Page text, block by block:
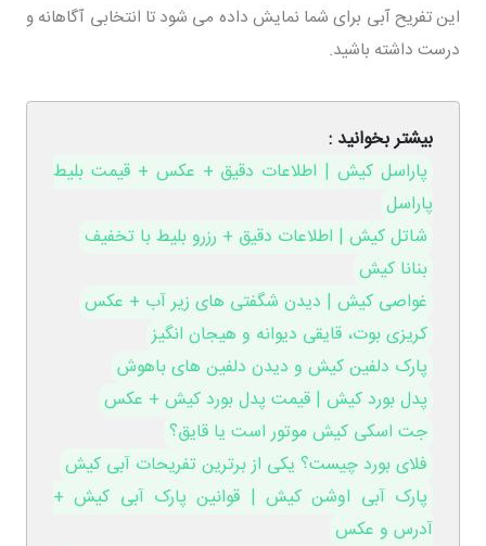
این تفریح آبی برای شما نمایش داده می شود تا انتخابی آگاهانه و
درست داشته باشید.
بیشتر بخوانید :
پاراسل کیش | اطلاعات دقیق + عکس + قیمت بلیط
پاراسل
شاتل کیش | اطلاعات دقیق + رزرو بلیط با تخفیف
بنانا کیش
غواصی کیش | دیدن شگفتی های زیر آب + عکس
کریزی بوت، قایقی دیوانه و هیجان انگیز
پارک دلفین کیش و دیدن دلفین های باهوش
پدل بورد کیش | قیمت پدل بورد کیش + عکس
جت اسکی کیش موتور است یا قایق؟
فلای بورد چیست؟ یکی از برترین تفریحات آبی کیش
پارک آبی اوشن کیش | قوانین پارک آبی کیش +
آدرس و عکس